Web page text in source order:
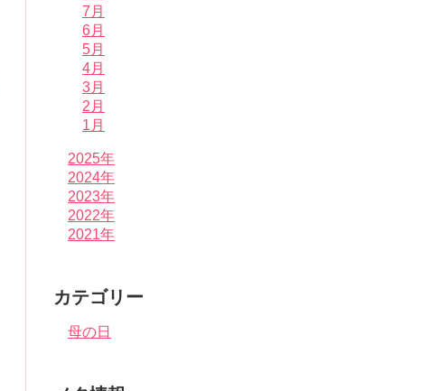
7月
6月
5月
4月
3月
2月
1月
2025年
2024年
2023年
2022年
2021年
カテゴリー
母の日